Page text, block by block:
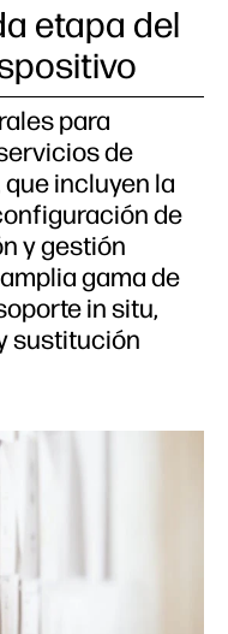
etapa del
para
de
incluyen la
de
y gestión
gama de
in situ,
sustitución